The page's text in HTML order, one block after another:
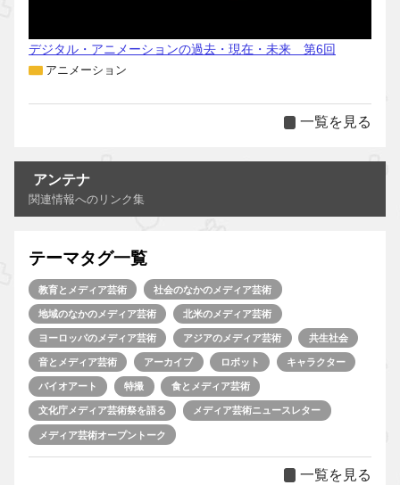
デジタル・アニメーションの過去・現在・未来 第6回
アニメーション
一覧を見る
アンテナ
関連情報へのリンク集
テーマタグ一覧
教育とメディア芸術 社会のなかのメディア芸術
地域のなかのメディア芸術 北米のメディア芸術
ヨーロッパのメディア芸術 アジアのメディア芸術 共生社会
音とメディア芸術 アーカイブ ロボット キャラクター
バイオアート 特撮 食とメディア芸術
文化庁メディア芸術祭を語る メディア芸術ニュースレター
メディア芸術オープントーク
一覧を見る